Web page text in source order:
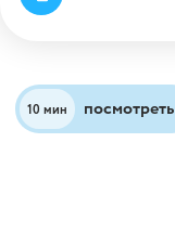
10 мин посмотреть